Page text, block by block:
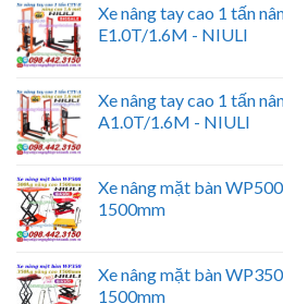
Xe nâng tay cao 1 tấn
E1.0T/1.6M - NIULI
Xe nâng tay cao 1 tấn
A1.0T/1.6M - NIULI
Xe nâng mặt bàn
1500mm
Xe nâng mặt bàn
1500mm